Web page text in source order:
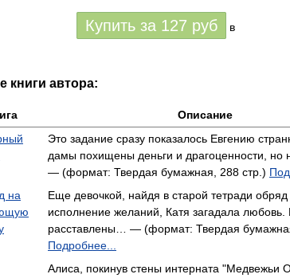
Купить за 127 руб в
книги автора:
Описание
Это задание сразу показалось Евгению
дамы похищены деньги и драгоценности, но
— (формат: Твердая бумажная, 288 стр.)
на
Еще девочкой, найдя в старой тетради обряд
исполнение желаний, Катя загадала любовь.
расставлены… — (формат: Твердая
Подробнее...
Алиса, покинув стены интерната "Медвежьи